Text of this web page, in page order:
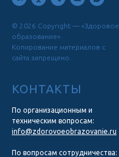
© 2026 Copyright — «Здоровое
образование».
Копирование материалов с
сайта запрещено.
КОНТАКТЫ
По организационным и
техническим вопросам:
info@zdorovoeobrazovanie.ru
По вопросам сотрудничества: